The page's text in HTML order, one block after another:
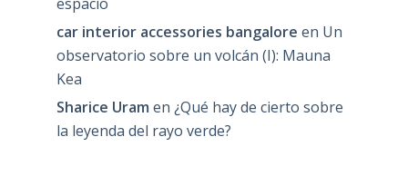
car interior accessories bangalore en Un
observatorio sobre un volcán (I): Mauna
Kea
Sharice Uram en ¿Qué hay de cierto sobre
la leyenda del rayo verde?